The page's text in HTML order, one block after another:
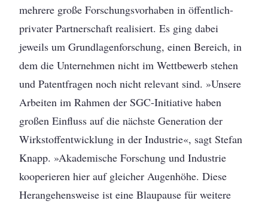
mehrere große Forschungsvorhaben in öffentlich-
privater Partnerschaft realisiert. Es ging dabei
jeweils um Grundlagenforschung, einen Bereich, in
dem die Unternehmen nicht im Wettbewerb stehen
und Patentfragen noch nicht relevant sind. »Unsere
Arbeiten im ­Rahmen der SGC-Initiative haben
großen Einfluss auf die nächste Generation der
Wirkstoff­entwicklung in der Industrie«, sagt Stefan
Knapp. »Akademische Forschung und Industrie
kooperieren hier auf gleicher Augenhöhe. Diese
Herangehensweise ist eine Blaupause für weitere